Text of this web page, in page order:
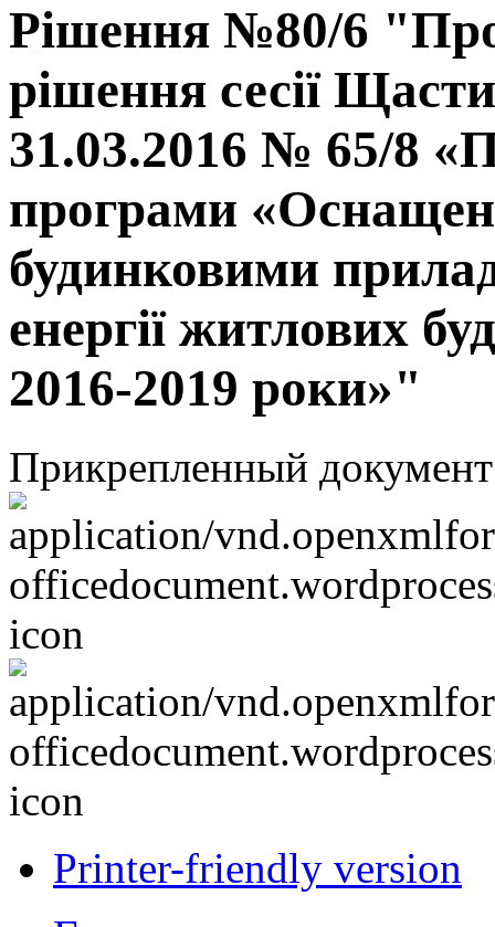
Рішення №80/6 "Про
рішення сесії
31.03.2016 № 65/8
програми
будинковими
енергії житлових
2016-2019 роки»"
Прикрепленный
Printer-friendly version